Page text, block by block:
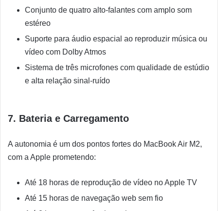
Conjunto de quatro alto-falantes com amplo som
estéreo
Suporte para áudio espacial ao reproduzir música ou
vídeo com Dolby Atmos
Sistema de três microfones com qualidade de estúdio
e alta relação sinal-ruído
7. Bateria e Carregamento
A autonomia é um dos pontos fortes do MacBook Air M2,
com a Apple prometendo:
Até 18 horas de reprodução de vídeo no Apple TV
Até 15 horas de navegação web sem fio